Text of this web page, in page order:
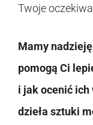
Twoje
Mamy
pomogą Ci
i jak ocenić ich
dzieła sztuki